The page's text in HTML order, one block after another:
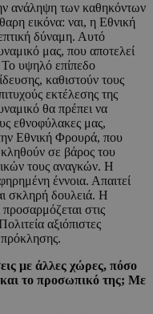
ανάληψη των καθηκόντων
εικόνα: ναι, η Εθνική
δύναμη. Αυτό
μας, που αποτελεί
Το υψηλό επίπεδο
καθιστούν τους
εκτέλεσης της
θα πρέπει να
εθνοφύλακες μας,
Εθνική Φρουρά, που
σε βάρος του
τους αναγκών. Η
έννοια. Απαιτεί
σκληρή δουλειά. Η
στις
αξιόπιστες
πρόκλησης.
με άλλες χώρες, πόσο
και το προσωπικό της; Με